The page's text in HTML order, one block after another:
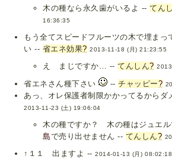
木の種なら永久歯がいるよ --てん
16:36:35
もう全てスピードフルーツの木で埋まっ
い -- 省エネ効果? 2013-11-18 (月) 21:23:55
え まじですか… --てんしん?
省エネさん種下さい --チャッピー?
あっ、オレ保護者制限かかってるからダ
2013-11-23 (土) 19:06:04
木の種ですか？ 木の種はジュエ
島で売り出せません -- てんしん?
↑１１ 出ますよ --2014-01-13 (月) 08:02:18